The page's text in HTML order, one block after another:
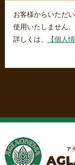
お客様からいただ
使用いたしません。
詳しくは、
【個人